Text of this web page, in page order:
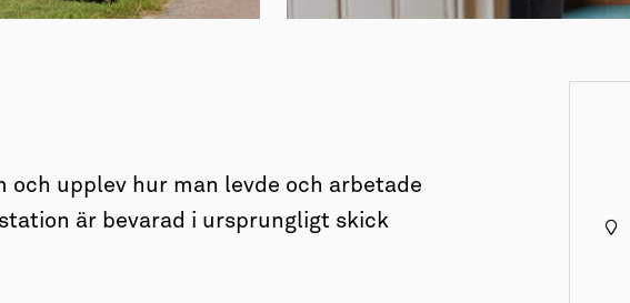
och upplev hur man levde och arbetade
är bevarad i ursprungligt skick